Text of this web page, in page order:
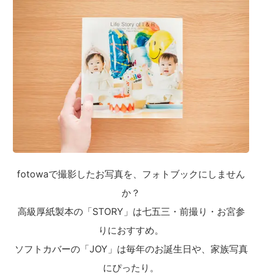
fotowaで撮影したお写真を、フォトブックにしません
か？
高級厚紙製本の「STORY」は七五三・前撮り・お宮参
りにおすすめ。
ソフトカバーの「JOY」は毎年のお誕生日や、家族写真
にぴったり。